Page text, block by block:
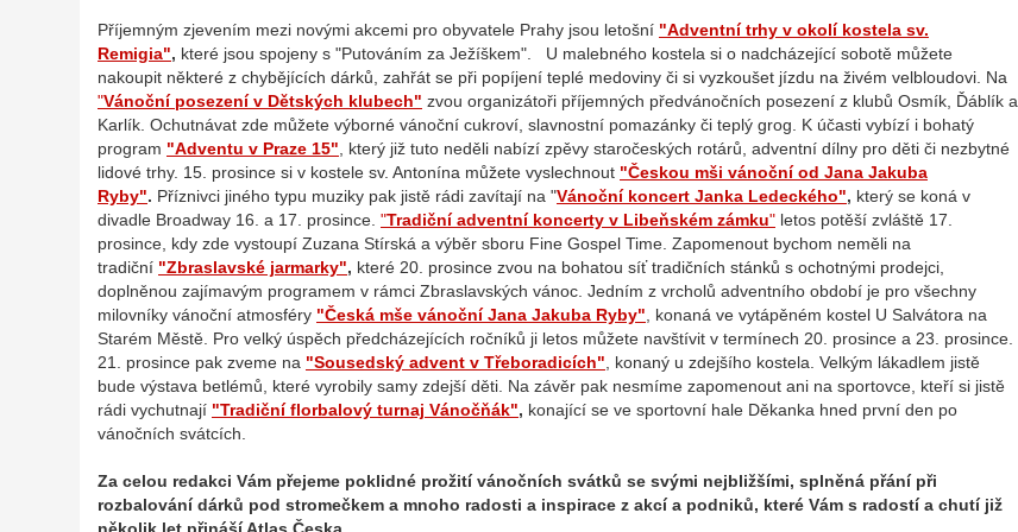
Příjemným zjevením mezi novými akcemi pro obyvatele Prahy jsou letošní "Adventní trhy v okolí kostela sv.
Remigia", které jsou spojeny s "Putováním za Ježíškem". U malebného kostela si o nadcházející sobotě můžete
nakoupit některé z chybějících dárků, zahřát se při popíjení teplé medoviny či si vyzkoušet jízdu na živém velbloudovi. Na
"Vánoční posezení v Dětských klubech" zvou organizátoři příjemných předvánočních posezení z klubů Osmík, Ďáblík a
Karlík. Ochutnávat zde můžete výborné vánoční cukroví, slavnostní pomazánky či teplý grog. K účasti vybízí i bohatý
program "Adventu v Praze 15" , který již tuto neděli nabízí zpěvy staročeských rotárů, adventní dílny pro děti či nezbytné
lidové trhy. 15. prosince si v kostele sv. Antonína můžete vyslechnout "Českou mši vánoční od Jana Jakuba
Ryby". Příznivci jiného typu muziky pak jistě rádi zavítají na "Vánoční koncert Janka Ledeckého", který se koná v
divadle Broadway 16. a 17. prosince. "Tradiční adventní koncerty v Libeňském zámku" letos potěší zvláště 17.
prosince, kdy zde vystoupí Zuzana Stírská a výběr sboru Fine Gospel Time. Zapomenout bychom neměli na
tradiční "Zbraslavské jarmarky", které 20. prosince zvou na bohatou síť tradičních stánků s ochotnými prodejci,
doplněnou zajímavým programem v rámci Zbraslavských vánoc. Jedním z vrcholů adventního období je pro všechny
milovníky vánoční atmosféry "Česká mše vánoční Jana Jakuba Ryby" , konaná ve vytápěném kostel U Salvátora na
Starém Městě. Pro velký úspěch předcházejících ročníků ji letos můžete navštívit v termínech 20. prosince a 23. prosince.
21. prosince pak zveme na "Sousedský advent v Třeboradicích" , konaný u zdejšího kostela. Velkým lákadlem jistě
bude výstava betlémů, které vyrobily samy zdejší děti. Na závěr pak nesmíme zapomenout ani na sportovce, kteří si jistě
rádi vychutnají "Tradiční florbalový turnaj Vánočňák", konající se ve sportovní hale Děkanka hned první den po
vánočních svátcích.
Za celou redakci Vám přejeme poklidné prožití vánočních svátků se svými nejbližšími, splněná přání při
rozbalování dárků pod stromečkem a mnoho radosti a inspirace z akcí a podniků, které Vám s radostí a chutí již